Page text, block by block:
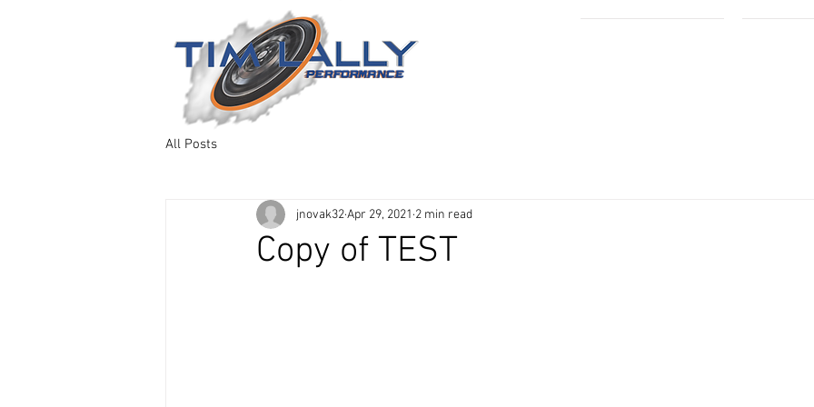
All Posts
Copy of TEST
jnovak32Apr 29, 2021 2 min read